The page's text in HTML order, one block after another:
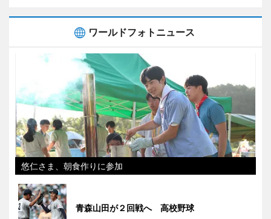
ワールドフォトニュース
悠仁さま、朝食作りに参加
青森山田が２回戦へ 高校野球